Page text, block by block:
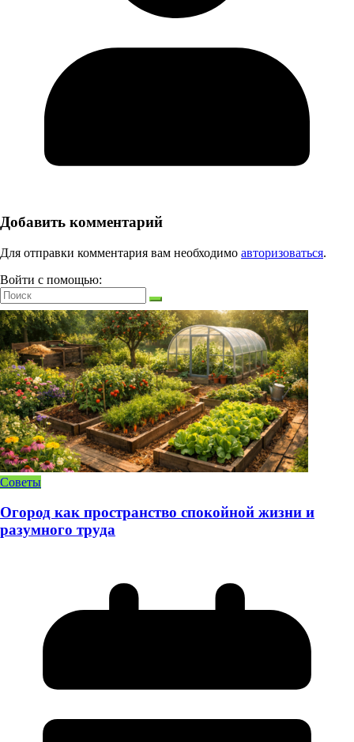
Добавить комментарий
Для отправки комментария вам необходимо авторизоваться.
Войти с помощью:
Советы
Огород как пространство спокойной жизни и
разумного труда